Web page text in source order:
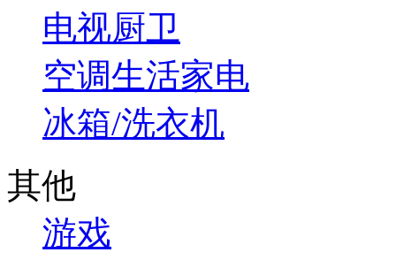
电视厨卫
空调生活家电
冰箱/洗衣机
其他
游戏